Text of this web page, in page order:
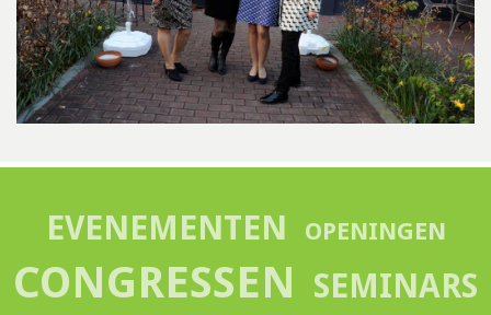
EVENEMENTEN OPENINGEN
CONGRESSEN SEMINARS